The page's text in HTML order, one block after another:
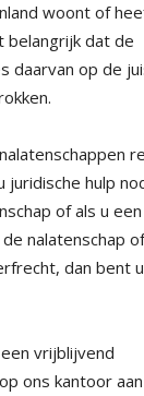
woont of
dat de
daarvan op de
juridische hulp
of als u
nalatenschap
dan bent
vrijblijvend
ons kantoor